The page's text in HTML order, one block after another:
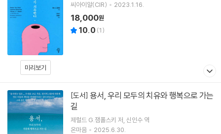
미리보기
씨아이알(CIR)
2023.1.16.
18,000원
10.0 (1)
[도서]
길
제럴드 G.잼폴스키 저 신인수 역
온마음
2025.6.30.